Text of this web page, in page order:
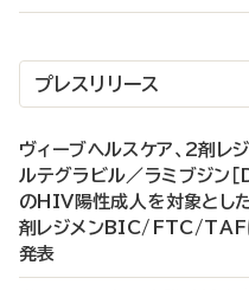
プレスリリース
ヴィーブヘルスケア、2剤レ
ルテグラビル／ラミブジン
のHIV陽性成人を対象とし
剤レジメンBIC/FTC/TAF
発表